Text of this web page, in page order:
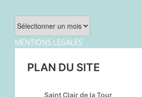
Archives
MENTIONS LEGALES